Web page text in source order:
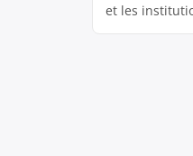
et les